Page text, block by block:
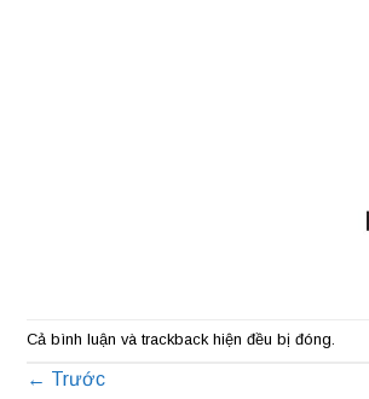
Cả bình luận và trackback hiện đều bị đóng.
← Trước